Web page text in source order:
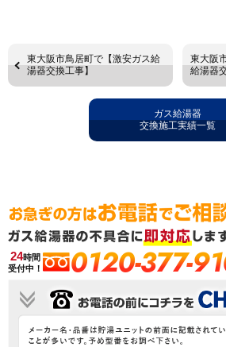
東大阪市鳥居町で【激安ガス給
湯器交換工事】
東大阪
給湯器
ガス給湯器
交換施工実績一覧
24時間
受付中！
0120-377-